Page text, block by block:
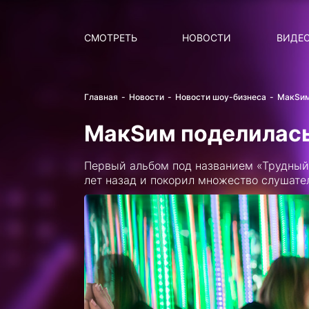
СМОТРЕТЬ НОВОСТИ
Главная Новости Новости шоу-бизнеса
МакSим
Первый альбом под названием
лет назад и покорил множество